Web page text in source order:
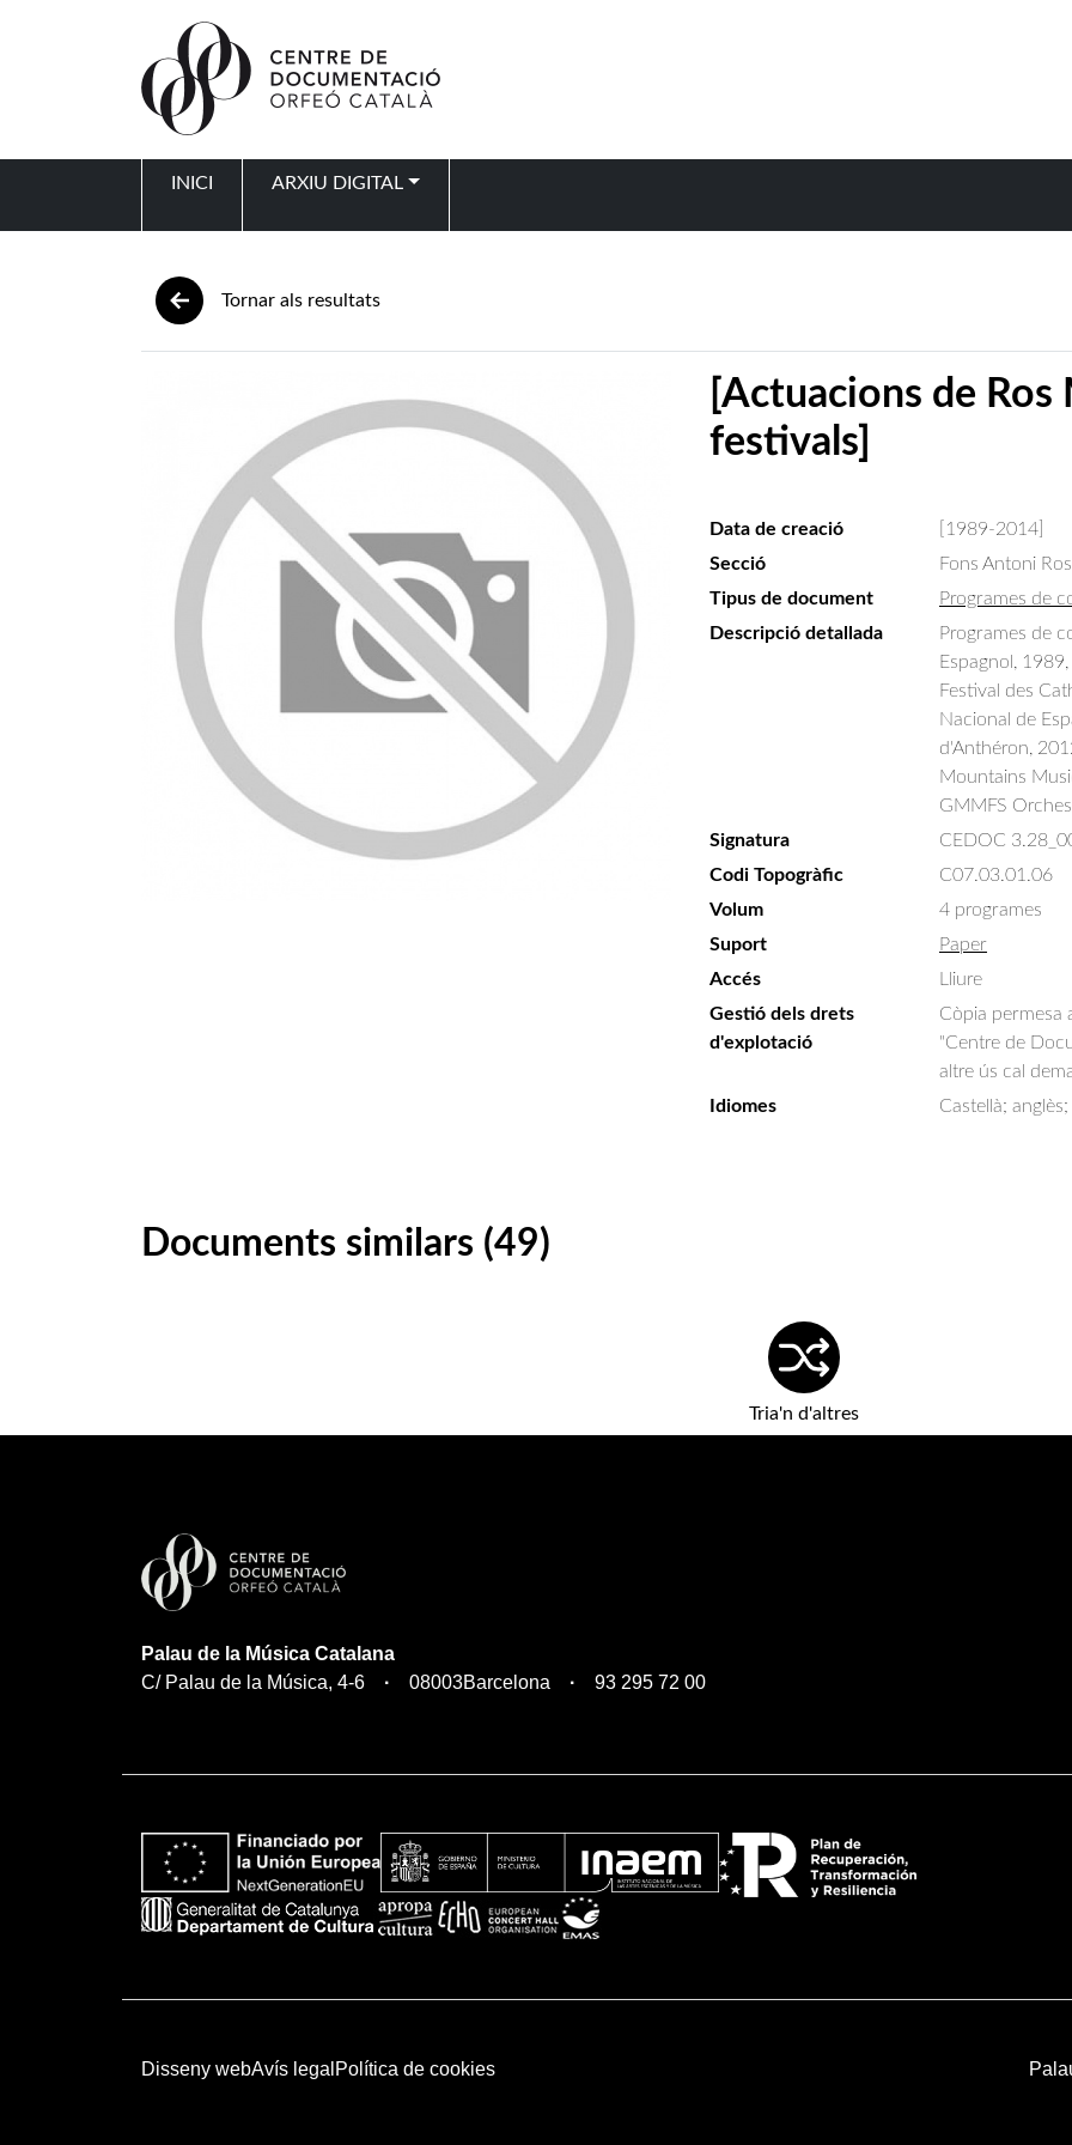
INICI ARXIU DIGITAL
Tornar als resultats
[Actuacions de
festivals]
Data de creació
[1989-2014]
Secció
Fons Antoni
Tipus de document
Programes de
Descripció detallada
Programes de
Espagnol,
Festival des
Nacional de
d'Anthéron,
Mountains
GMMFS
Signatura
CEDOC
Codi Topogràfic
C07.03.01.06
Volum
4 programes
Suport
Paper
Accés
Lliure
Gestió dels drets
d'explotació
Còpia permesa
"Centre de
altre ús cal
Idiomes
Castellà;
Documents similars (49)
Tria'n d'altres
Palau de la Música Catalana
C/ Palau de la Música, 4-6
08003Barcelona 93 295 72 00
Disseny webAvís legal Política de cookies